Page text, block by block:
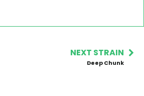
NEXT STRAIN
Deep Chunk